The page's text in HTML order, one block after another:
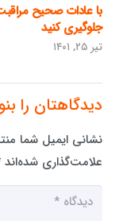
با عادات صحیح
جلوگیری کنید
تیر ۲۵, ۱۴۰۱
دیدگاهتان را
نشانی ایمیل شما
علامت‌گذاری شده‌اند